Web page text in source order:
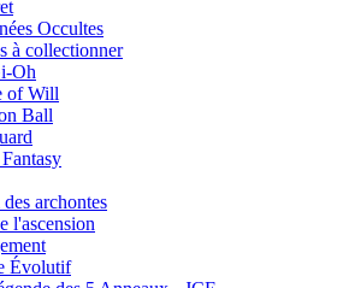
Occultes
à collectionner
Oh
of Will
Ball
archontes
l'ascension
Évolutif